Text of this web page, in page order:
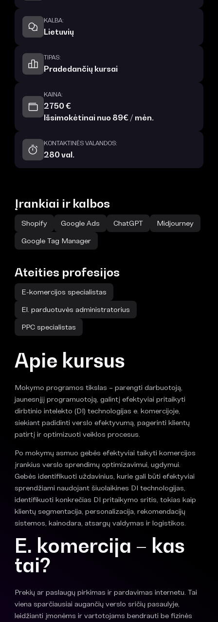
KALBA:
Lietuvių
TIPAS:
Pradedančių kursai
KAINA:
2750 €
Išsimokėtinai nuo 89€ / mėn.
KONTAKTINĖS VALANDOS:
280 val.
Įrankiai ir kalbos
Shopify Google Ads ChatGPT
Midjourney
Google Tag Manager
Ateities profesijos
E-komercijos specialistas
El. parduotuvės administratorius
PPC specialistas
Apie kursus
Mokymo programos tikslas – parengti darbuotoją,
jaunesnįjį programuotoją, galintį efektyviai pritaikyti
dirbtinio intelekto (DI) technologijas e. komercijoje,
siekiant padidinti verslo efektyvumą, pagerinti klientų
patirtį ir optimizuoti veiklos procesus.
Po mokymų asmuo gebės efektyviai taikyti komercijos
įrankius verslo sprendimų optimizavimui, ugdymui.
Gebės identifikuoti uždavinius, kurie gali būti efektyviai
sprendžiami naudojant šiuolaikines DI technologijas,
identifikuoti konkrečias DI pritaikymo sritis, tokias kaip
klientų segmentacija, personalizacija, rekomendacijų
sistemos, kainodara, atsargų valdymas ir logistikos.
E. komercija – kas
tai?
Prekių ar paslaugų pirkimas ir pardavimas internetu. Tai
viena sparčiausiai augančių verslo sričių pasaulyje,
leidžianti įmonėms ir vartotojams bendrauti be fizinės